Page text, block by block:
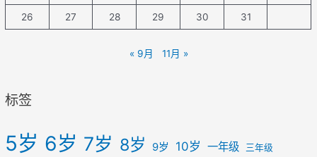
26 27 28 29 30 31
« 9月 11月 »
标签
5岁 6岁 7岁 8岁 9岁 10岁 一年级 三年级